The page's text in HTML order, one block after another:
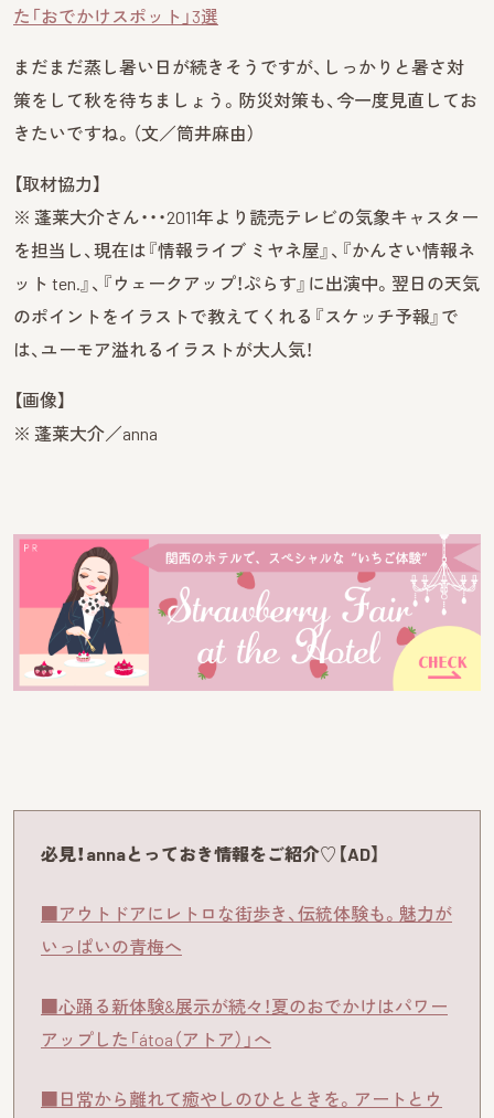
た「おでかけスポット」3選
まだまだ蒸し暑い日が続きそうですが、しっかりと暑さ対
策をして秋を待ちましょう。防災対策も、今一度見直してお
きたいですね。（文／筒井麻由）
【取材協力】
※ 蓬莱大介さん・・・2011年より読売テレビの気象キャスター
を担当し、現在は『情報ライブ ミヤネ屋』、『かんさい情報ネ
ット ten.』、『ウェークアップ！ぷらす』に出演中。翌日の天気
のポイントをイラストで教えてくれる『スケッチ予報』で
は、ユーモア溢れるイラストが大人気！
【画像】
※ 蓬莱大介／anna
必見！annaとっておき情報をご紹介♡【AD】
■アウトドアにレトロな街歩き、伝統体験も。魅力が
いっぱいの青梅へ
■心踊る新体験&展示が続々！夏のおでかけはパワー
アップした「átoa（アトア）」へ
■日常から離れて癒やしのひとときを。アートとウ